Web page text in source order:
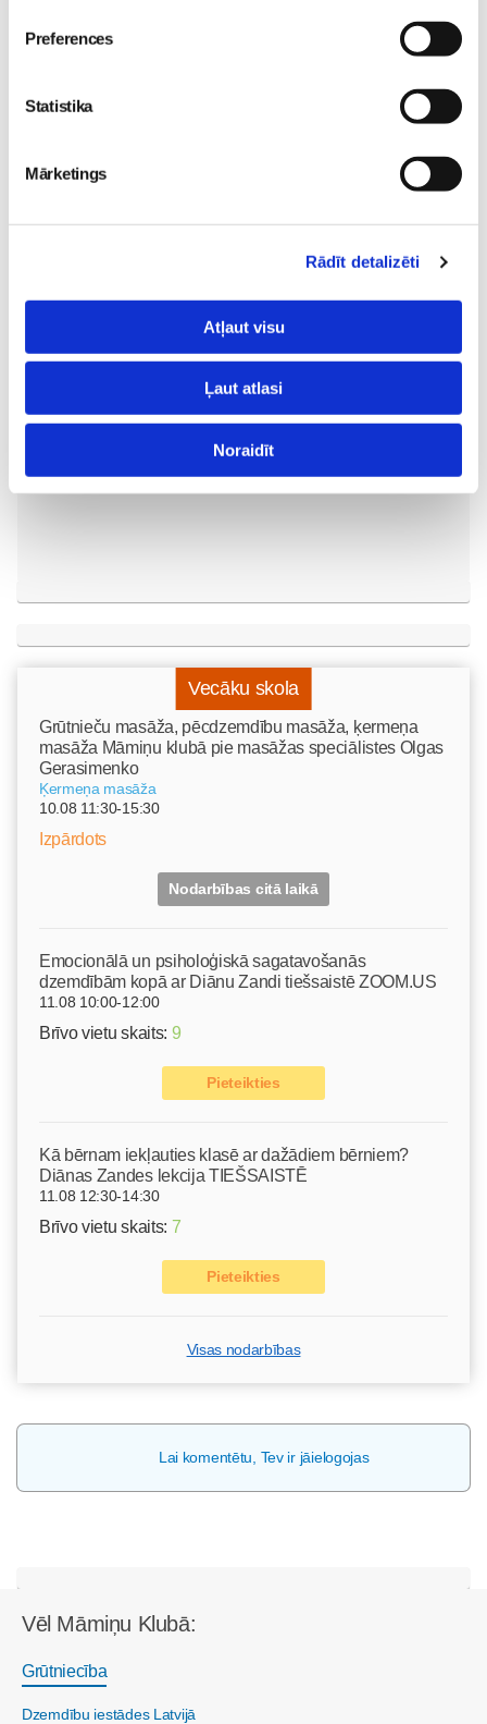
Preferences
Statistika
Mārketings
Rādīt detalizēti
Atļaut visu
Ļaut atlasi
Noraidīt
Mazais valītis ar lielu sirdi
atbalsts mazuļa attīstībai
Mazuļa pirmā pieredze
23. May 09:55
Vecāku skola
Grūtnieču masāža, pēcdzemdību masāža, ķermeņa
masāža Māmiņu klubā pie masāžas speciālistes Olgas
Gerasimenko
Ķermeņa masāža
10.08 11:30-15:30
Izpārdots
Nodarbības citā laikā
Emocionālā un psiholoģiskā sagatavošanās
dzemdībām kopā ar Diānu Zandi tiešsaistē ZOOM.US
11.08 10:00-12:00
Brīvo vietu skaits: 9
Pieteikties
Kā bērnam iekļauties klasē ar dažādiem bērniem?
Diānas Zandes lekcija TIEŠSAISTĒ
11.08 12:30-14:30
Brīvo vietu skaits: 7
Pieteikties
Visas nodarbības
Lai komentētu, Tev ir jāielogojas
Vēl Māmiņu Klubā:
Grūtniecība
Dzemdību iestādes Latvijā